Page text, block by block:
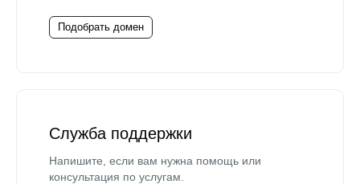
Подобрать домен
Служба поддержки
Напишите, если вам нужна помощь или
консультация по услугам.